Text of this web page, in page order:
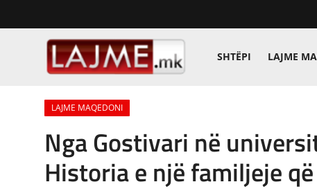
SHTËPI LAJME
LAJME MAQEDONI
SHQIPERI
KOSOVA
LAJME MAQEDONI
Nga Gostivari në
Historia e një familjeje